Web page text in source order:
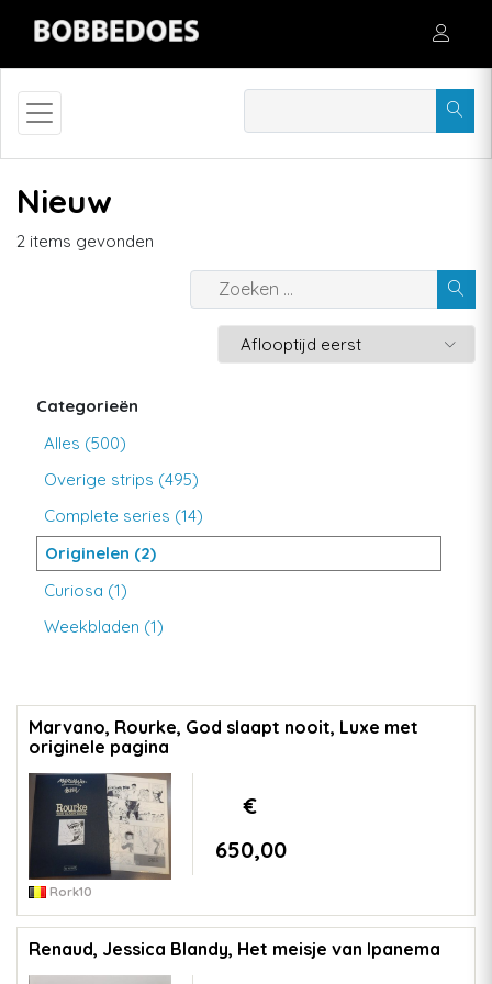
Nieuw
2 items gevonden
Categorieën
Alles (500)
Overige strips (495)
Complete series (14)
Originelen (2)
Curiosa (1)
Weekbladen (1)
Marvano, Rourke, God slaapt nooit, Luxe met
originele pagina
€
650,00
Rork10
Renaud, Jessica Blandy, Het meisje van Ipanema